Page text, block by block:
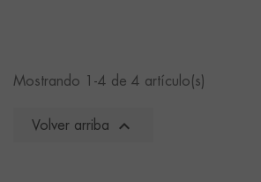
Mostrando 1-4 de 4 artículo(s)
Volver arriba 